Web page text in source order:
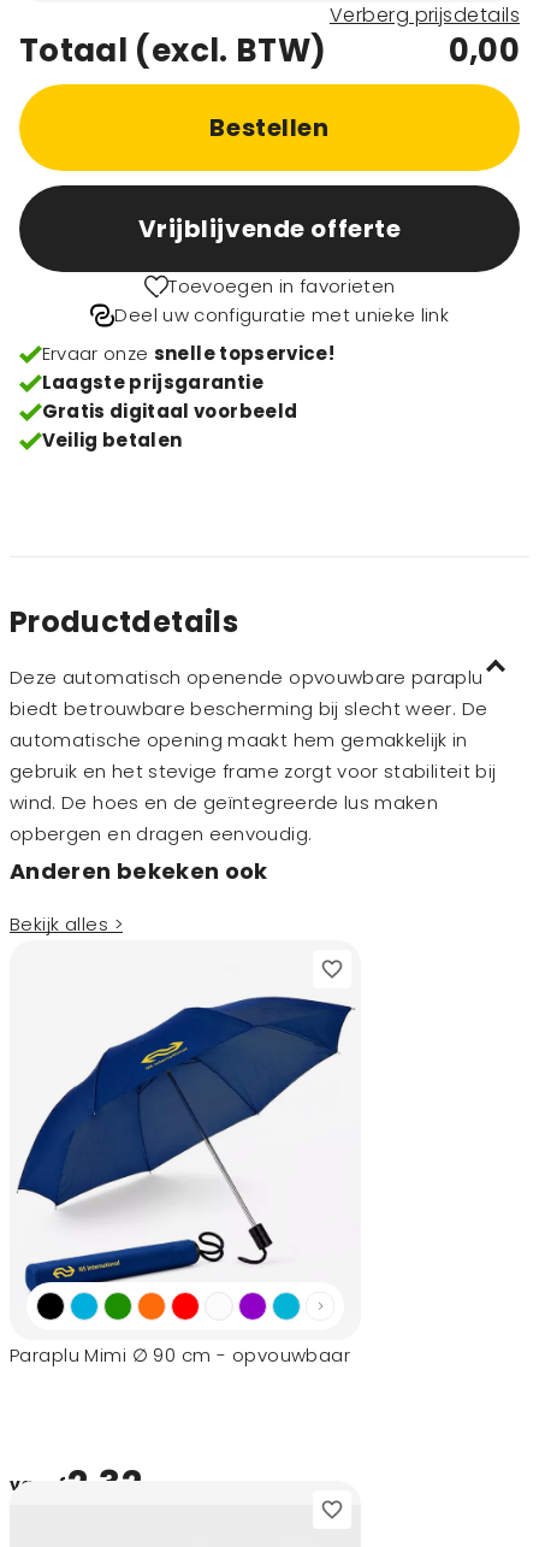
Verberg prijsdetails
Totaal (excl. BTW) 0,00
Bestellen
Vrijblijvende offerte
Toevoegen in favorieten
Deel uw configuratie met unieke link
Ervaar onze snelle topservice!
Laagste prijsgarantie
Gratis digitaal voorbeeld
Veilig betalen
Productdetails
Deze automatisch openende opvouwbare paraplu
biedt betrouwbare bescherming bij slecht weer. De
automatische opening maakt hem gemakkelijk in
gebruik en het stevige frame zorgt voor stabiliteit bij
wind. De hoes en de geïntegreerde lus maken
opbergen en dragen eenvoudig.
Anderen bekeken ook
Bekijk alles >
Paraplu Mimi ∅ 90 cm - opvouwbaar
vanaf2,32